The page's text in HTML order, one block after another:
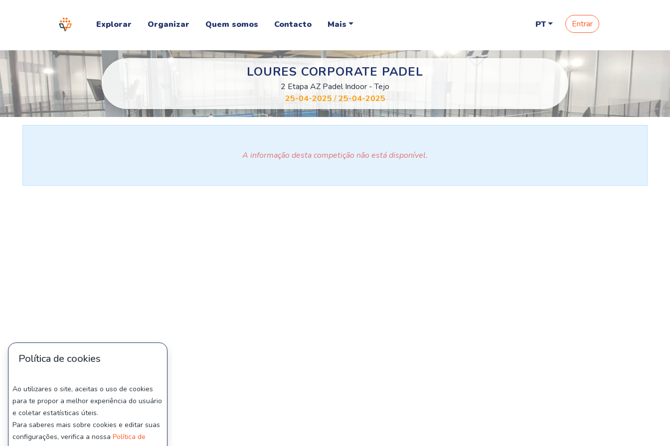
Explorar Organizar Quem somos Contacto Mais PT Entrar
LOURES CORPORATE PADEL
2 Etapa AZ Padel Indoor - Tejo
25-04-2025/25-04-2025
A informação desta competição não está disponível.
Política de cookies
Ao utilizares o site, aceitas o uso de cookies
para te propor a melhor experiência do usuário
e coletar estatísticas úteis.
Para saberes mais sobre cookies e editar suas
configurações, verifica a nossa Política de